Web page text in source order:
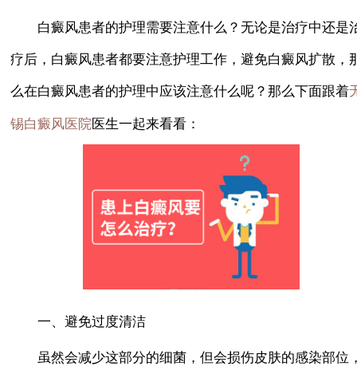
白癜风患者的护理需要注意什么？无论是治疗中还是
疗后，白癜风患者都要注意护理工作，避免白癜风扩散，
么在白癜风患者的护理中应该注意什么呢？那么下面跟着
锡白癜风医院医生一起来看看：
一、避免过度清洁
虽然会减少这部分的细菌，但会损伤皮肤的感染部位